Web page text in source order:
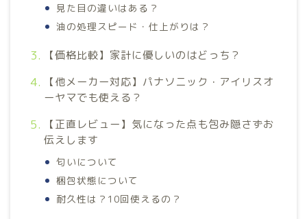
見た目の違いはある？
油の処理スピード・仕上がりは？
【価格比較】家計に優しいのはどっち？
【他メーカー対応】パナソニック・アイリスオ
ーヤマでも使える？
【正直レビュー】気になった点も包み隠さずお
伝えします
匂いについて
梱包状態について
耐久性は？10回使えるの？